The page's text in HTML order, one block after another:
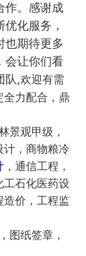
。 感谢成
化服务，
也期待更多
会让你们看
队,欢迎有需
力配合，鼎
景观甲级，
计，商物粮冷
，通信工程，
工石化医药设
价，工程监
图纸签章，